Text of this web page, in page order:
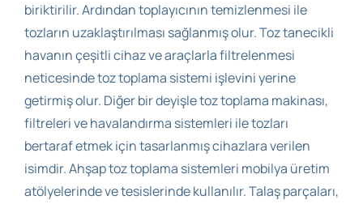
biriktirilir. Ardından toplayıcının temizlenmesi ile
tozların uzaklaştırılması sağlanmış olur. Toz tanecikli
havanın çeşitli cihaz ve araçlarla filtrelenmesi
neticesinde toz toplama sistemi işlevini yerine
getirmiş olur. Diğer bir deyişle toz toplama makinası,
filtreleri ve havalandırma sistemleri ile tozları
bertaraf etmek için tasarlanmış cihazlara verilen
isimdir. Ahşap toz toplama sistemleri mobilya üretim
atölyelerinde ve tesislerinde kullanılır. Talaş parçaları,